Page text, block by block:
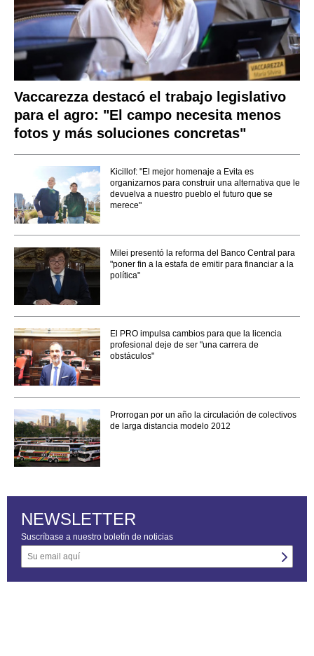
Vaccarezza destacó el trabajo legislativo
para el agro: "El campo necesita menos
fotos y más soluciones concretas"
Kicillof: "El mejor homenaje a Evita es
organizarnos para construir una alternativa que le
devuelva a nuestro pueblo el futuro que se
merece"
Milei presentó la reforma del Banco Central para
"poner fin a la estafa de emitir para financiar a la
política"
El PRO impulsa cambios para que la licencia
profesional deje de ser "una carrera de
obstáculos"
Prorrogan por un año la circulación de colectivos
de larga distancia modelo 2012
NEWSLETTER
Suscríbase a nuestro boletín de noticias